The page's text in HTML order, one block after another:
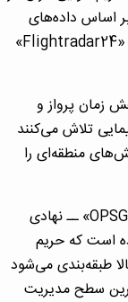
اساس داده‌های
ردیابی پرواز ارائه‌شده توسط سامانه‌هایی مانند «Flightradar24»
زمان پرواز و
تلاش می‌کنند
منطقه‌ای را
اما در مقابل، این گزارش به نقل از گروه «OPSGroup» ــ نهادی
است که حریم
طبقه‌بندی می‌شود
سطح مدیریت